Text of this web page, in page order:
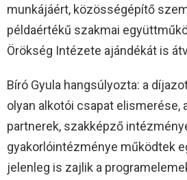
munkájáért, közösségépítő
példaértékű szakmai
Örökség Intézete ajándékát is
Bíró Gyula hangsúlyozta: a
olyan alkotói csapat elismerése,
partnerek, szakképző
gyakorlóintézménye működtek
jelenleg is zajlik a